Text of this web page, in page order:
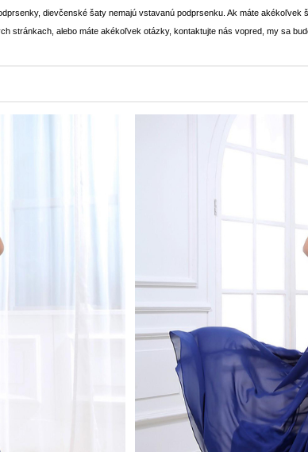
dievčenské šaty nemajú vstavanú podprsenku. Ak máte akékoľvek
stránkach, alebo máte akékoľvek otázky, kontaktujte nás vopred, my sa